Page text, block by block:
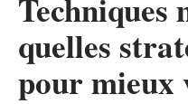
Techniques
quelles
pour mieux